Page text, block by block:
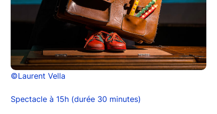
©Laurent Vella
Spectacle à 15h (durée 30 minutes)